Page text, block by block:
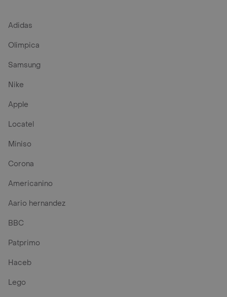
Adidas
Olimpica
Samsung
Nike
Apple
Locatel
Miniso
Corona
Americanino
Aario hernandez
BBC
Patprimo
Haceb
Lego